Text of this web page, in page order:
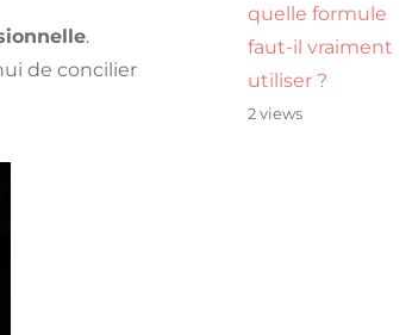
.
de concilier
quelle formule
faut-il vraiment
utiliser ?
2 views